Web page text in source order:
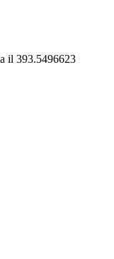
il 393.5496623